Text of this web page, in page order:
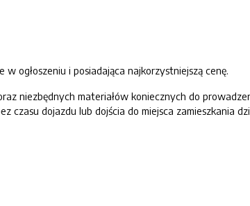
ogłoszeniu i posiadająca najkorzystniejszą cenę.
niezbędnych materiałów koniecznych do
czasu dojazdu lub dojścia do miejsca zamieszkania